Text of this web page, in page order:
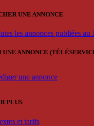
UNE ANNONCE
les annonces publiées au
UNE ANNONCE
une annonce
PLUS
et tarifs